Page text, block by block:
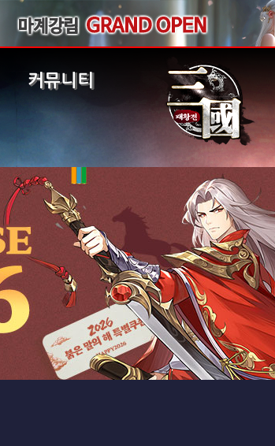
커뮤니티